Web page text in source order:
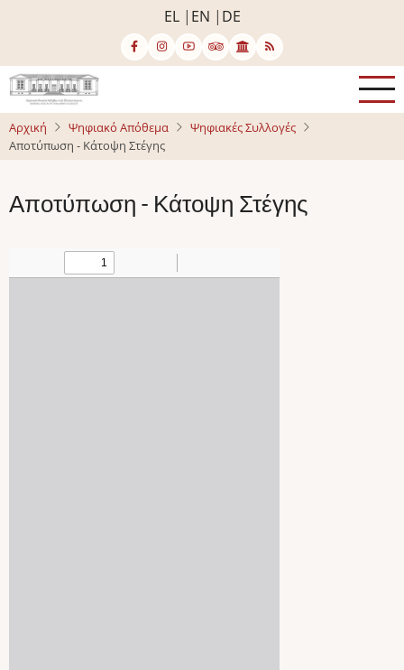
κυρίως
περιεχόμενο
EL EN DE
Αρχική Ψηφιακό Απόθεμα
Ψηφιακές Συλλογές
Αποτύπωση - Κάτοψη Στέγης
Αποτύπωση - Κάτοψη Στέγης